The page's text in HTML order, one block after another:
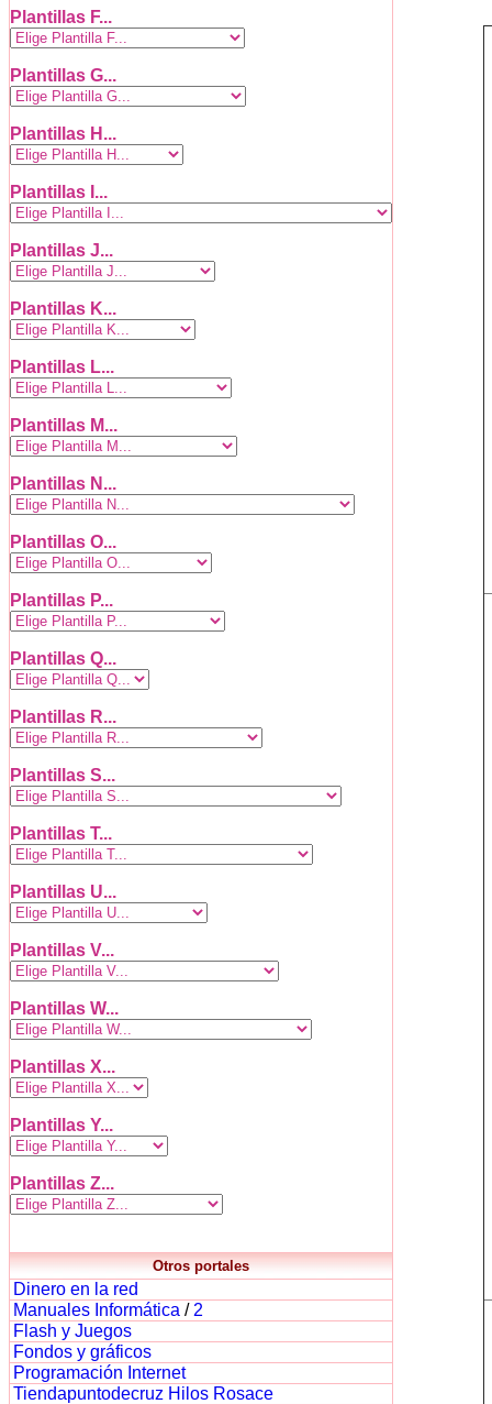
Plantillas F...
Plantillas G...
Plantillas H...
Plantillas I...
Plantillas J...
Plantillas K...
Plantillas L...
Plantillas M...
Plantillas N...
Plantillas O...
Plantillas P...
Plantillas Q...
Plantillas R...
Plantillas S...
Plantillas T...
Plantillas U...
Plantillas V...
Plantillas W...
Plantillas X...
Plantillas Y...
Plantillas Z...
Otros portales
Dinero en la red
Manuales Informática / 2
Flash y Juegos
Fondos y gráficos
Programación Internet
Tiendapuntodecruz Hilos Rosace